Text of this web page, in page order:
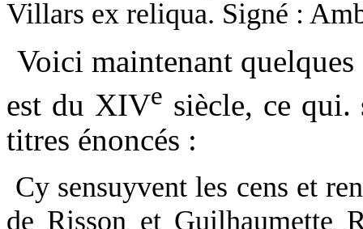
Villars ex reliqua. Signé :
Voici maintenant
est du XIVe siècle, ce qui.
titres énoncés :
Cy sensuyvent les cens et
de Risson et Guilhaumette